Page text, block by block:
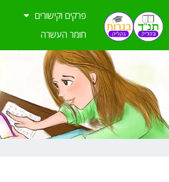
לתוכן
פרקים וקישורים
חומר העשרה